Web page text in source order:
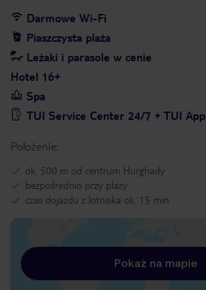
Darmowe Wi-Fi
Piaszczysta plaża
Leżaki i parasole w cenie
Hotel 16+
Spa
TUI Service Center 24/7 + TUI App
Położenie:
ok. 500 m od centrum Hurghady
bezpośrednio przy plaży
czas dojazdu z lotniska ok. 15 min
Pokaż na mapie